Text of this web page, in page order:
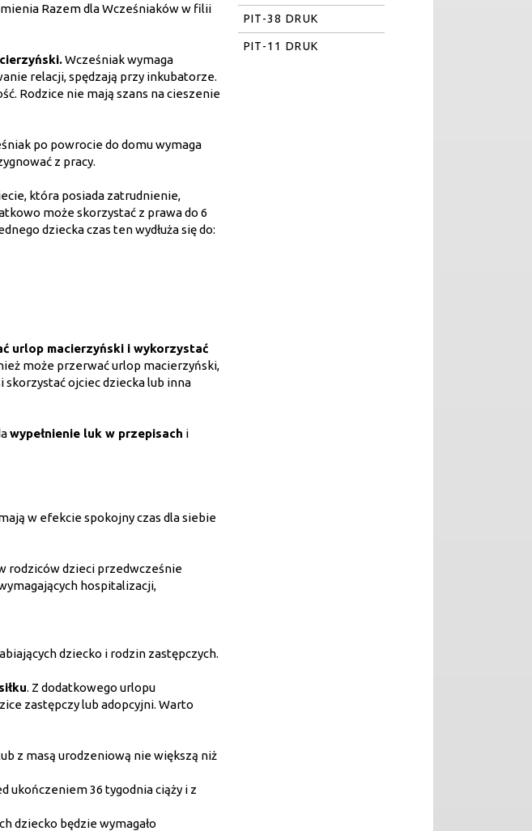
Razem dla Wcześniaków w filii
Wcześniak wymaga
relacji, spędzają przy inkubatorze.
Rodzice nie mają szans na cieszenie
po powrocie do domu wymaga
z pracy.
która posiada zatrudnienie,
może skorzystać z prawa do 6
dziecka czas ten wydłuża się do:
urlop macierzyński i wykorzystać
może przerwać urlop macierzyński,
ojciec dziecka lub inna
wypełnienie luk w przepisach i
w efekcie spokojny czas dla siebie
rodziców dzieci przedwcześnie
hospitalizacji,
dziecko i rodzin zastępczych.
. Z dodatkowego urlopu
zastępczy lub adopcyjni. Warto
z masą urodzeniową nie większą niż
ukończeniem 36 tygodnia ciąży i z
dziecko będzie wymagało
PIT-38 DRUK
PIT-11 DRUK